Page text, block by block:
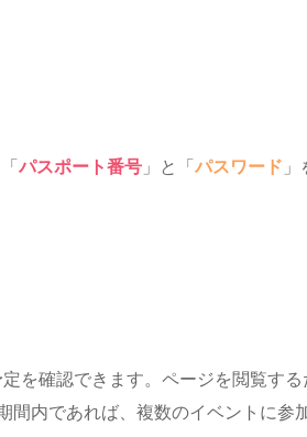
パスポート番号 」と「 パスワード
を確認できます。ページを閲覧す
内であれば、複数のイベントに参